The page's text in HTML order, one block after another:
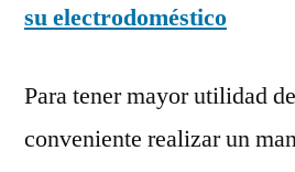
su electrodoméstico
Para tener mayor utilidad
conveniente realizar un